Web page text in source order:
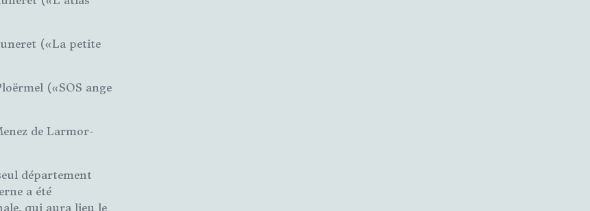
(«La petite
(«SOS ange
de Larmor-
département
a été
qui aura lieu le